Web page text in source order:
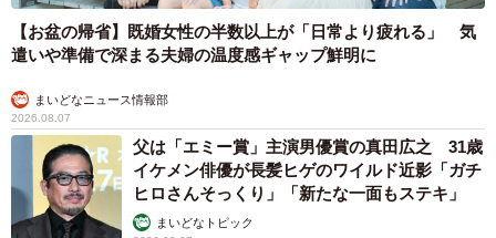
【お盆の帰省】既婚女性の半数以上が「日常より疲れる」 気
遣いや準備で深まる夫婦の温度感ギャップ鮮明に
まいどなニュース情報部
2026.08.07
父は「エミー賞」主演男優賞の真田広之 31歳
イケメン俳優が長髪ヒゲのワイルド近影「ガチ
ヒロさんそっくり」「新たな一面もステキ」
まいどなトピック